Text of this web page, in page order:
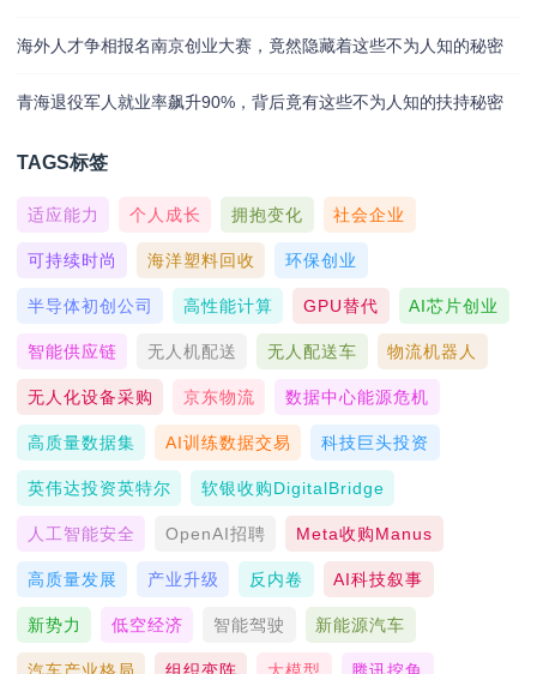
海外人才争相报名南京创业大赛，竟然隐藏着这些不为人知的秘密
青海退役军人就业率飙升90%，背后竟有这些不为人知的扶持秘密
TAGS标签
适应能力 个人成长 拥抱变化 社会企业
可持续时尚 海洋塑料回收 环保创业
半导体初创公司 高性能计算 GPU替代 AI芯片创业
智能供应链 无人机配送 无人配送车 物流机器人
无人化设备采购 京东物流 数据中心能源危机
高质量数据集 AI训练数据交易 科技巨头投资
英伟达投资英特尔 软银收购DigitalBridge
人工智能安全 OpenAI招聘 Meta收购Manus
高质量发展 产业升级 反内卷 AI科技叙事
新势力 低空经济 智能驾驶 新能源汽车